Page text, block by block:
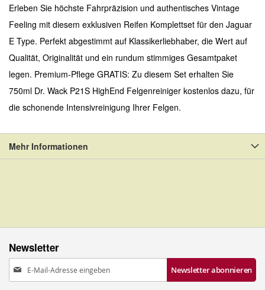
Erleben Sie höchste Fahrpräzision und authentisches Vintage
Feeling mit diesem exklusiven Reifen Komplettset für den Jaguar
E Type. Perfekt abgestimmt auf Klassikerliebhaber, die Wert auf
Qualität, Originalität und ein rundum stimmiges Gesamtpaket
legen. Premium-Pflege GRATIS: Zu diesem Set erhalten Sie
750ml Dr. Wack P21S HighEnd Felgenreiniger kostenlos dazu, für
die schonende Intensivreinigung Ihrer Felgen.
Mehr Informationen
Newsletter
Anmeldung
zum
Newsletter abonnieren